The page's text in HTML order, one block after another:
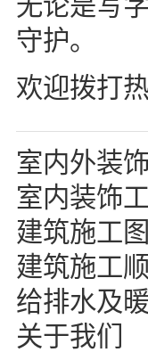
守护。
欢迎拨打
室内外装
室内装饰
建筑施工
建筑施工
给排水及
关于我们